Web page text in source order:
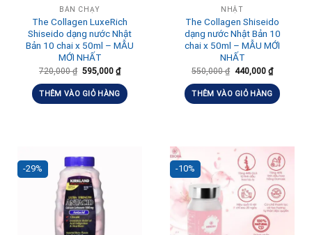
BÁN CHẠY
The Collagen LuxeRich
Shiseido dạng nước Nhật
Bản 10 chai x 50ml – MẪU
MỚI NHẤT
720,000₫ 595,000 ₫
THÊM VÀO GIỎ HÀNG
NHẬT
The Collagen Shiseido
dạng nước Nhật Bản 10
chai x 50ml – MẪU MỚI
NHẤT
550,000₫ 440,000 ₫
THÊM VÀO GIỎ HÀNG
-29% -10%